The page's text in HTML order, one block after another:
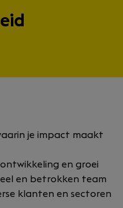
je impact maakt
en groei
en betrokken team
klanten en sectoren